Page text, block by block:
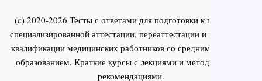
(c) 2020-2026 Тесты с ответами для подготовки к первичной
специализированной аттестации, переаттестации и повышения
квалификации медицинских работников со средним и высшим
образованием. Краткие курсы с лекциями и методическими
рекомендациями.